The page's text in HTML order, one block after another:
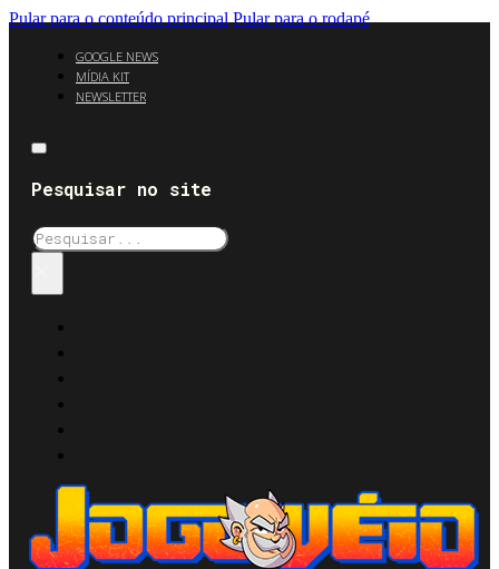
Pular para o conteúdo principal Pular para o rodapé
GOOGLE NEWS
MÍDIA KIT
NEWSLETTER
Pesquisar no site
Pesquisar